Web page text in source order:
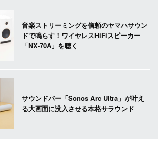
音楽ストリーミングを信頼のヤマハサウン
ドで鳴らす！ワイヤレスHiFiスピーカー
「NX-70A」を聴く
サウンドバー「Sonos Arc Ultra」が叶え
る大画面に没入させる本格サラウンド